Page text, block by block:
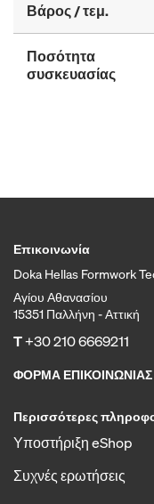
Βάρος / τεμ.
Ποσότητα
συσκευασίας
Επικοινωνία
Doka Hellas Formwork
Αγίου Αθανασίου
15351 Παλλήνη - Αττική
T+30 210 6669211
ΦΟΡΜΑ ΕΠΙΚΟΙΝΩΝΙΑΣ
Περισσότερες
Υποστήριξη eShop
Συχνές ερωτήσεις